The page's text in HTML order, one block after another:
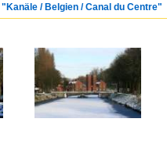
/ Belgien / Canal du Centre"